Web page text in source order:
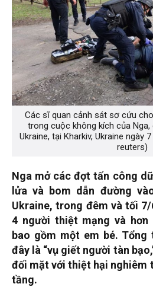
Các sĩ quan cảnh sát sơ cứu
trong cuộc không kích của
Ukraine, tại Kharkiv, Ukraine ngày
reuters)
Nga mở các đợt tấn công
lửa và bom dẫn đường
Ukraine, trong đêm và tối
4 người thiệt mạng và hơn
bao gồm một em bé. Tổng
đây là “vụ giết người tàn
đối mặt với thiệt hại nghiêm
tầng.